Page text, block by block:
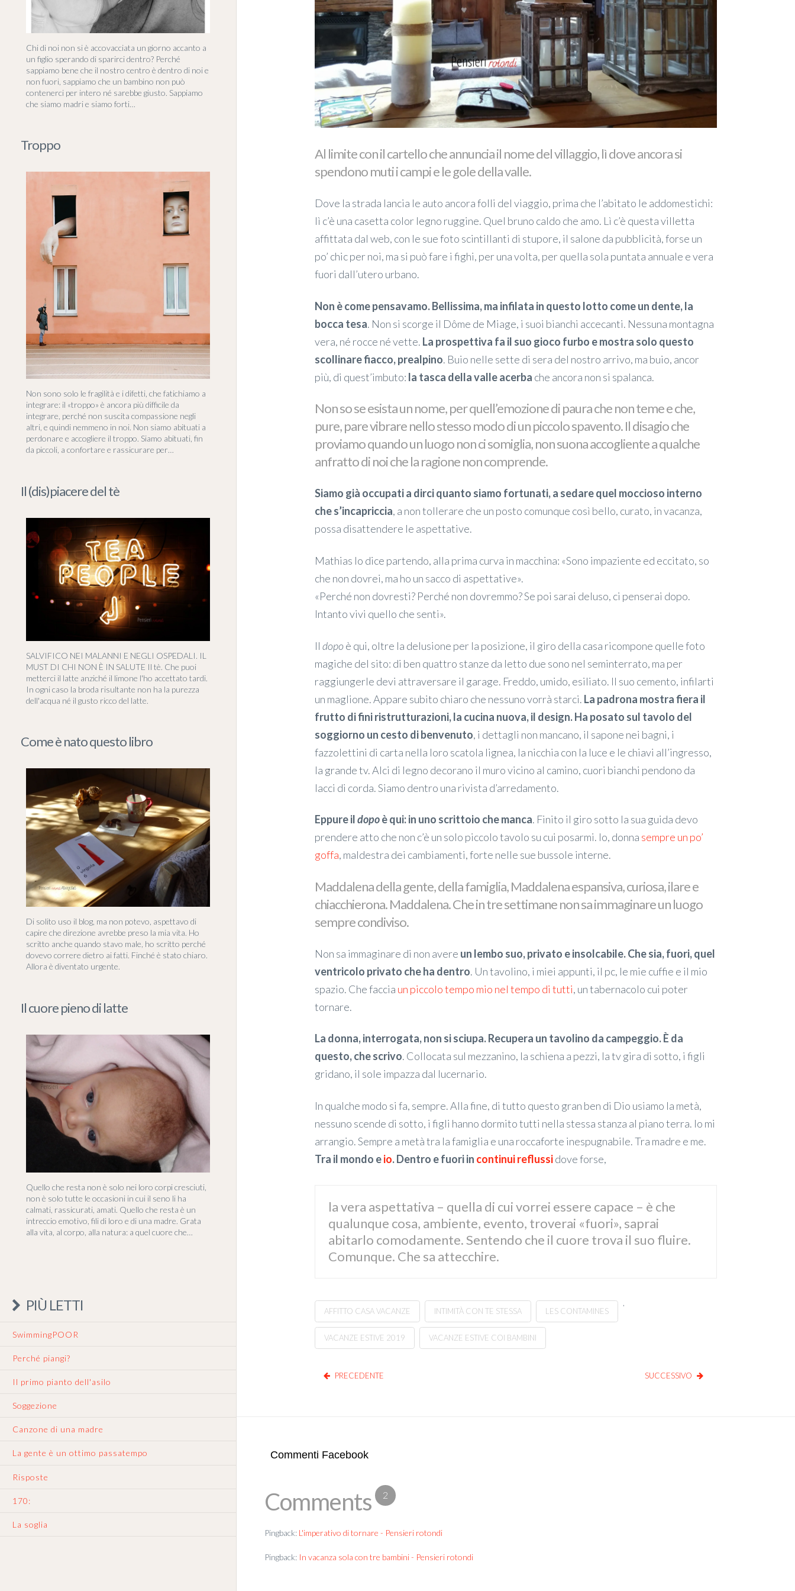
Al limite con il cartello che annuncia il nome del villaggio, lì dove ancora si
spendono muti i campi e le gole della valle.
Dove la strada lancia le auto ancora folli del viaggio, prima che l’abitato le addomestichi:
lì c’è una casetta color legno ruggine. Quel bruno caldo che amo. Lì c’è questa villetta
affittata dal web, con le sue foto scintillanti di stupore, il salone da pubblicità, forse un
po’ chic per noi, ma si può fare i fighi, per una volta, per quella sola puntata annuale e vera
fuori dall’utero urbano.
Non è come pensavamo. Bellissima, ma infilata in questo lotto come un dente, la
bocca tesa. Non si scorge il Dôme de Miage, i suoi bianchi accecanti. Nessuna montagna
vera, né rocce né vette. La prospettiva fa il suo gioco furbo e mostra solo questo
scollinare fiacco, prealpino. Buio nelle sette di sera del nostro arrivo, ma buio, ancor
più, di quest’imbuto: la tasca della valle acerba che ancora non si spalanca.
Non so se esista un nome, per quell’emozione di paura che non teme e che,
pure, pare vibrare nello stesso modo di un piccolo spavento. Il disagio che
proviamo quando un luogo non ci somiglia, non suona accogliente a qualche
anfratto di noi che la ragione non comprende.
Siamo già occupati a dirci quanto siamo fortunati, a sedare quel moccioso interno
che s’incapriccia, a non tollerare che un posto comunque così bello, curato, in vacanza,
possa disattendere le aspettative.
Mathias lo dice partendo, alla prima curva in macchina: «Sono impaziente ed eccitato, so
che non dovrei, ma ho un sacco di aspettative».
«Perché non dovresti? Perché non dovremmo? Se poi sarai deluso, ci penserai dopo.
Intanto vivi quello che senti».
Ildopoè qui, oltre la delusione per la posizione, il giro della casa ricompone quelle foto
magiche del sito: di ben quattro stanze da letto due sono nel seminterrato, ma per
raggiungerle devi attraversare il garage. Freddo, umido, esiliato. Il suo cemento, infilarti
un maglione. Appare subito chiaro che nessuno vorrà starci. La padrona mostra fiera il
frutto di fini ristrutturazioni, la cucina nuova, il design. Ha posato sul tavolo del
soggiorno un cesto di benvenuto, i dettagli non mancano, il sapone nei bagni, i
fazzolettini di carta nella loro scatola lignea, la nicchia con la luce e le chiavi all’ingresso,
la grande tv. Alci di legno decorano il muro vicino al camino, cuori bianchi pendono da
lacci di corda. Siamo dentro una rivista d’arredamento.
Eppure ildopoè qui: in uno scrittoio che manca. Finito il giro sotto la sua guida devo
prendere atto che non c’è un solo piccolo tavolo su cui posarmi. Io, donna sempre un po’
goffa, maldestra dei cambiamenti, forte nelle sue bussole interne.
Maddalena della gente, della famiglia, Maddalena espansiva, curiosa, ilare e
chiacchierona. Maddalena. Che in tre settimane non sa immaginare un luogo
sempre condiviso.
Non sa immaginare di non avere un lembo suo, privato e insolcabile. Che sia, fuori, quel
ventricolo privato che ha dentro. Un tavolino, i miei appunti, il pc, le mie cuffie e il mio
spazio. Che faccia un piccolo tempo mio nel tempo di tutti, un tabernacolo cui poter
tornare.
La donna, interrogata, non si sciupa. Recupera un tavolino da campeggio. È da
questo, che scrivo. Collocata sul mezzanino, la schiena a pezzi, la tv gira di sotto, i figli
gridano, il sole impazza dal lucernario.
In qualche modo si fa, sempre. Alla fine, di tutto questo gran ben di Dio usiamo la metà,
nessuno scende di sotto, i figli hanno dormito tutti nella stessa stanza al piano terra. Io mi
arrangio. Sempre a metà tra la famiglia e una roccaforte inespugnabile. Tra madre e me.
Tra il mondo eio. Dentro e fuori in continui reflussidove forse,
la vera aspettativa – quella di cui vorrei essere capace – è che
qualunque cosa, ambiente, evento, troverai «fuori», saprai
abitarlo comodamente. Sentendo che il cuore trova il suo fluire.
Comunque. Che sa attecchire.
AFFITTO CASA VACANZE INTIMITÀ CON TE STESSA LES CONTAMINES
VACANZE ESTIVE 2019 VACANZE ESTIVE COI BAMBINI
PRECEDENTE SUCCESSIVO
Commenti Facebook
Comments 2
Pingback: L'imperativo di tornare - Pensieri rotondi
Pingback: In vacanza sola con tre bambini - Pensieri rotondi
Chi di noi non si è accovacciata un giorno accanto a
un figlio sperando di sparirci dentro? Perché
sappiamo bene che il nostro centro è dentro di noi e
non fuori, sappiamo che un bambino non può
contenerci per intero né sarebbe giusto. Sappiamo
che siamo madri e siamo forti…
Troppo
Non sono solo le fragilità e i difetti, che fatichiamo a
integrare: il «troppo» è ancora più difficile da
integrare, perché non suscita compassione negli
altri, e quindi nemmeno in noi. Non siamo abituati a
perdonare e accogliere il troppo. Siamo abituati, fin
da piccoli, a confortare e rassicurare per…
Il (dis)piacere del tè
SALVIFICO NEI MALANNI E NEGLI OSPEDALI. IL
MUST DI CHI NON È IN SALUTE Il tè. Che puoi
metterci il latte anziché il limone l'ho accettato tardi.
In ogni caso la broda risultante non ha la purezza
dell'acqua né il gusto ricco del latte.
Come è nato questo libro
Di solito uso il blog, ma non potevo, aspettavo di
capire che direzione avrebbe preso la mia vita. Ho
scritto anche quando stavo male, ho scritto perché
dovevo correre dietro ai fatti. Finché è stato chiaro.
Allora è diventato urgente.
Il cuore pieno di latte
Quello che resta non è solo nei loro corpi cresciuti,
non è solo tutte le occasioni in cui il seno li ha
calmati, rassicurati, amati. Quello che resta è un
intreccio emotivo, fili di loro e di una madre. Grata
alla vita, al corpo, alla natura: a quel cuore che…
PIÙ LETTI
SwimmingPOOR
Perché piangi?
Il primo pianto dell'asilo
Soggezione
Canzone di una madre
La gente è un ottimo passatempo
Risposte
170:
La soglia